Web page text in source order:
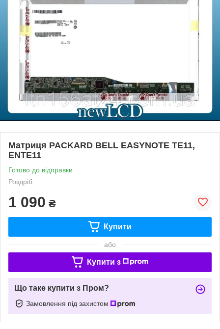
Матриця PACKARD BELL EASYNOTE TE11,
ENTE11
Готово до відправки
Роздріб
1 090 ₴
Купити
або
Купити з
Що таке купити з Пром?
Замовлення під захистом